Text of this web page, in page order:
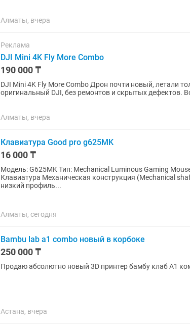
Алматы, вчера
Реклама
DJI Mini 4K Fly More Combo
190 000 ₸
DJI Mini 4K Fly More Combo Дрон почти новый, летали только 2–3 раза. Полностью
оригинальный DJI, без ремонтов и скрытых дефектов.
Алматы, вчера
Клавиатура Good pro g625MK
16 000 ₸
Модель: G625MK Тип: Mechanical Luminous Gaming
Клавиатура Механическая конструкция (Mechanical
низкий профиль...
Алматы, сегодня
Bambu lab a1 combo новый в корбоке
250 000 ₸
Продаю абсолютно новый 3D принтер бамбу клаб А1
Астана, вчера